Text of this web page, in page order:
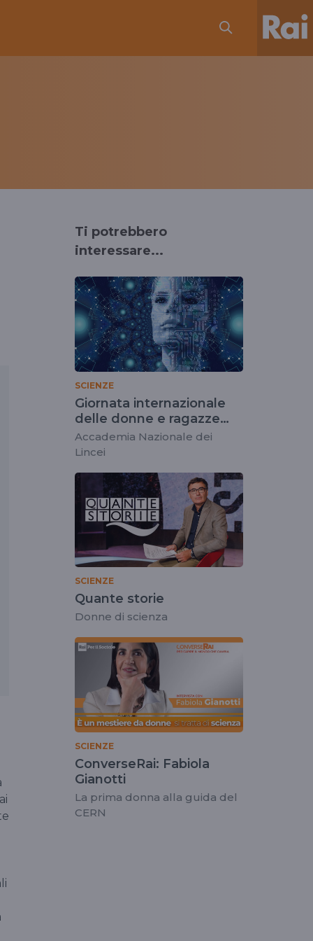
Ti potrebbero
interessare...
SCIENZE
Giornata internazionale
delle donne e ragazze
nella scienza 2023
Accademia Nazionale dei
Lincei
SCIENZE
Quante storie
Donne di scienza
SCIENZE
ConverseRai: Fabiola
Gianotti
La prima donna alla guida del
CERN